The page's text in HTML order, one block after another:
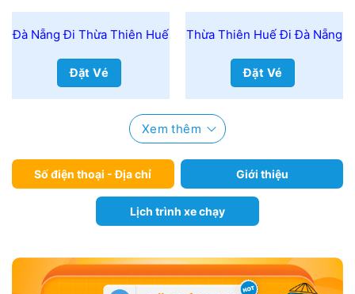
Đà Nẵng Đi Thừa Thiên Huế
Đặt Vé
Thừa Thiên Huế Đi Đà Nẵng
Đặt Vé
Xem thêm
Số điện thoại - Địa chỉ Giới thiệu
Lịch trình xe chạy